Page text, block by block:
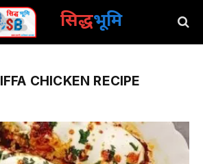
सिद्धभूमि
IFFA CHICKEN RECIPE